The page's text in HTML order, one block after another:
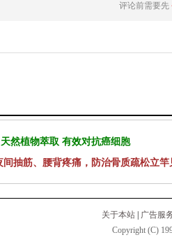
评论前需要先
然植物萃取 有效对抗癌细胞
抽筋、腰背疼痛，防治骨质疏松立竿
关于本站
广告服
Copyright (C)